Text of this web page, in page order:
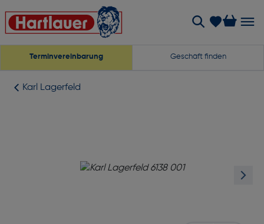
Terminvereinbarung Geschäft finden
Karl Lagerfeld